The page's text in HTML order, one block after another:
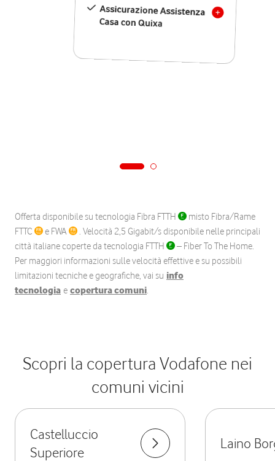
Assicurazione Assistenza
Casa con Quixa
Offerta disponibile su tecnologia Fibra FTTH
misto Fibra/Rame
FTTC
e FWA
. Velocità 2,5 Gigabit/s disponibile nelle principali
città italiane coperte da tecnologia FTTH
– Fiber To The Home.
Per maggiori informazioni sulle velocità effettive e su possibili
limitazioni tecniche e geografiche, vai su info
tecnologia e copertura comuni.
Scopri la copertura Vodafone nei
comuni vicini
Castelluccio
Superiore
Laino